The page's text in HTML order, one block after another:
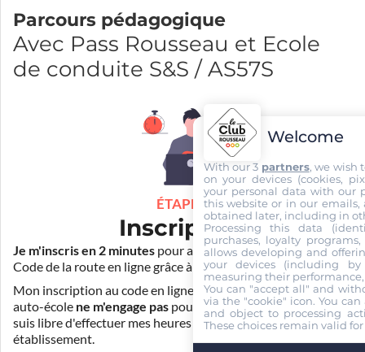
Parcours pédagogique
Avec Pass Rousseau et Ecole
de conduite S&S / AS57S
ÉTAPE 1
Inscription
Je m'inscris en 2 minutes pour accéder à ma formation au
Code de la route en ligne grâce à
Pass Rousseau Voiture.
Mon inscription au code en ligne voiture auprès de mon
auto-école ne m'engage pas pour la suite de ma formation. Je
suis libre d'effectuer mes heures de conduite dans un autre
établissement.
Welcome
With our 3 partners, we wish
on your devices (cookies,
your personal data with our
this website or in our emails,
obtained later, including in
Processing this data
purchases, loyalty
allows developing and
your devices (including
measuring their
You can "accept all" and
via the "cookie" icon. You
and object to processing
These choices remain valid